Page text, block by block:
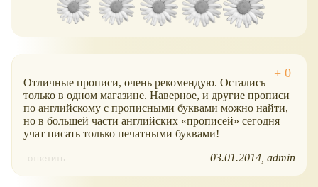
Отличные прописи, очень рекомендую. Остались
только в одном магазине. Наверное, и другие прописи
по английскому с прописными буквами можно найти,
но в большей части английских
прописей
сегодня
учат писать только печатными буквами!
ответить 03.01.2014 admin